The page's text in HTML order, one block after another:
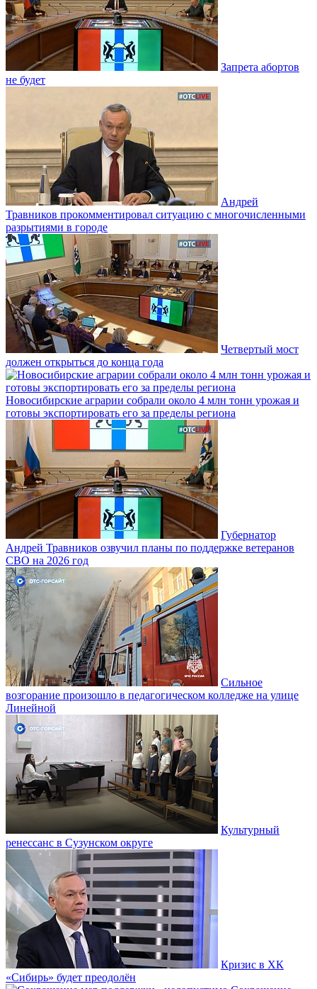
Запрета абортов
не будет
Андрей
Травников прокомментировал ситуацию с многочисленными
разрытиями в городе
Четвертый мост
должен открыться до конца года
Новосибирские аграрии собрали около 4 млн тонн урожая и
готовы экспортировать его за пределы региона
Губернатор
Андрей Травников озвучил планы по поддержке ветеранов
СВО на 2026 год
Сильное
возгорание произошло в педагогическом колледже на улице
Линейной
Культурный
ренессанс в Сузунском округе
Кризис в ХК
«Сибирь» будет преодолён